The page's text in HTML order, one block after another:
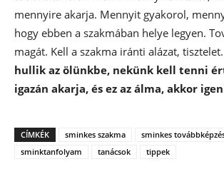
mennyire akarja. Mennyit gyakorol,
hogy ebben a szakmában helye legyen.
magát. Kell a szakma iránti alázat, tisztelet.
hullik az ölünkbe, nekünk kell tenni
igazán akarja, és ez az álma, akkor
CÍMKÉK sminkes szakma sminkes
sminktanfolyam
tanácsok tippek